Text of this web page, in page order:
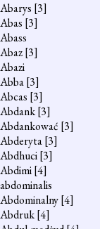
Abarys [3]
Abas [3]
Abass
Abaz[3]
Abazi
Abba[3]
Abcas [3]
Abdank[3]
Abdankować [3]
Abderyta[3]
Abdhuci[3]
Abdimi[4]
abdominalis
Abdominalny[4]
Abdruk[4]